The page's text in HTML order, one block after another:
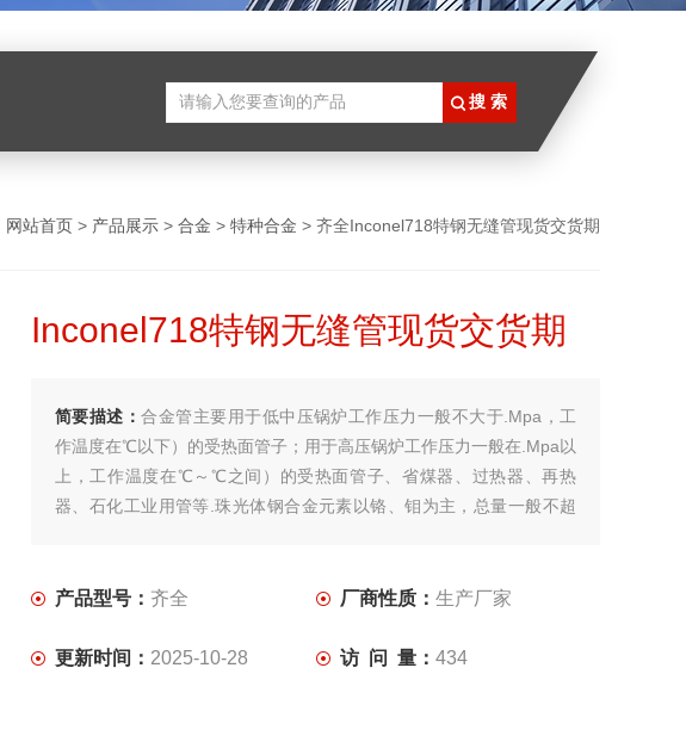
网站首页 > 产品展示 > 合金 > 特种合金 > 齐全Inconel718特钢无缝管现货交货期
Inconel718特钢无缝管现货交货期
简要描述：合金管主要用于低中压锅炉工作压力一般不大于.Mpa，工
作温度在℃以下）的受热面管子；用于高压锅炉工作压力一般在.Mpa以
上，工作温度在℃～℃之间）的受热面管子、省煤器、过热器、再热
器、石化工业用管等.珠光体钢合金元素以铬、钼为主，总量一般不超
产品型号： 齐全 厂商性质： 生产厂家
更新时间： 2025-10-28 访 问 量： 434